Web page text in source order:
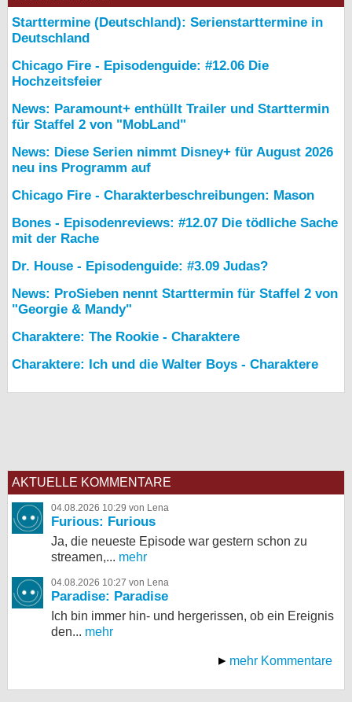
Starttermine (Deutschland): Serienstarttermine in
Deutschland
Chicago Fire - Episodenguide: #12.06 Die
Hochzeitsfeier
News: Paramount+ enthüllt Trailer und Starttermin
für Staffel 2 von "MobLand"
News: Diese Serien nimmt Disney+ für August 2026
neu ins Programm auf
Chicago Fire - Charakterbeschreibungen: Mason
Bones - Episodenreviews: #12.07 Die tödliche Sache
mit der Rache
Dr. House - Episodenguide: #3.09 Judas?
News: ProSieben nennt Starttermin für Staffel 2 von
"Georgie & Mandy"
Charaktere: The Rookie - Charaktere
Charaktere: Ich und die Walter Boys - Charaktere
AKTUELLE KOMMENTARE
04.08.2026 10:29 von Lena
Furious: Furious
Ja, die neueste Episode war gestern schon zu
streamen,... mehr
04.08.2026 10:27 von Lena
Paradise: Paradise
Ich bin immer hin- und hergerissen, ob ein Ereignis
den... mehr
mehr Kommentare